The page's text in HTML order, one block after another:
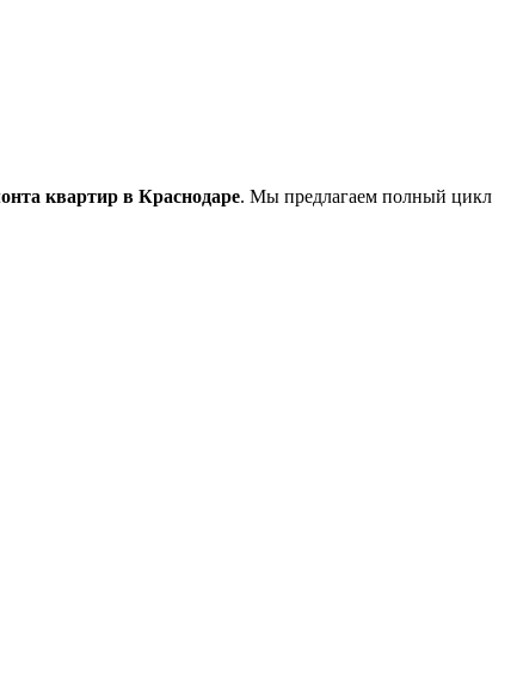
квартир в Краснодаре. Мы предлагаем полный цикл